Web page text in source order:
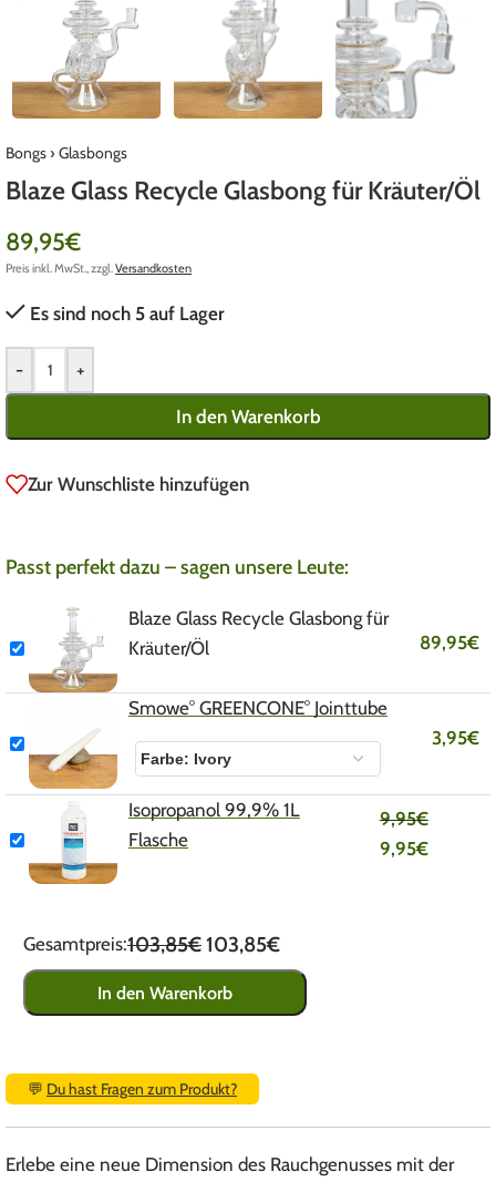
Bongs› Glasbongs
Blaze Glass Recycle Glasbong für Kräuter/Öl
89,95€
Preis inkl. MwSt., zzgl.Versandkosten
Es sind noch 5 auf Lager
- +
In den Warenkorb
Zur Wunschliste hinzufügen
Passt perfekt dazu – sagen unsere Leute:
Blaze Glass Recycle Glasbong für
Kräuter/Öl
89,95€
Smowe° GREENCONE° Jointtube
3,95€
Isopropanol 99,9% 1L
Flasche
9,95€
9,95€
Gesamtpreis:103,85€103,85€
In den Warenkorb
💬 Du hast Fragen zum Produkt?
Erlebe eine neue Dimension des Rauchgenusses mit der